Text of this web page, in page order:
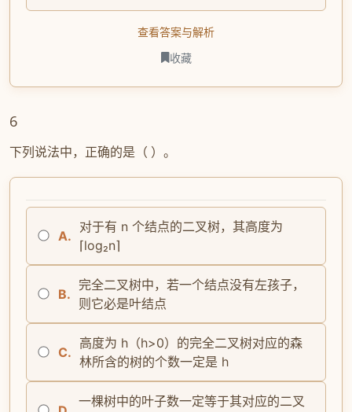
查看答案与解析
收藏
6
下列说法中，正确的是（ ）。
A.
对于有 n 个结点的二叉树，其高度为
⌈log₂n⌉
B.
完全二叉树中，若一个结点没有左孩子，
则它必是叶结点
C.
高度为 h（h>0）的完全二叉树对应的森
林所含的树的个数一定是 h
一棵树中的叶子数一定等于其对应的二叉